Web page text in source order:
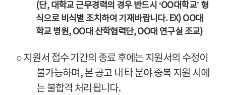
(단, 대학교 근무경력의 경우 반드시 ‘OO대학교’ 형
식으로 비식별 조치하여 기재바랍니다. EX) OO대
학교 병원, OO대 산학협력단, OO대 연구실 조교)
○ 지원서 접수 기간의 종료 후에는 지원서의 수정이
불가능하며, 본 공고 내 타 분야 중복 지원 시에
는 불합격 처리됩니다.